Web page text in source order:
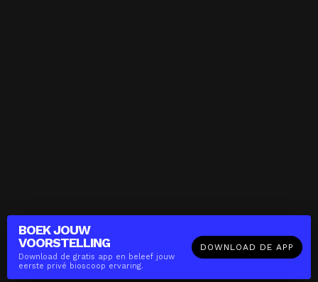
BOEK JOUW
VOORSTELLING
Download de gratis app en beleef jouw
eerste privé bioscoop ervaring.
DOWNLOAD DE APP